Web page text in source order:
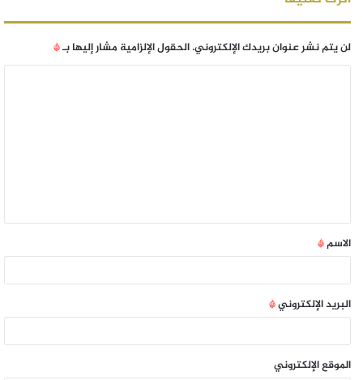
لن يتم نشر عنوان بريدك الإلكتروني.الحقول الإلزامية مشار إليها بـ*
الاسم*
البريد الإلكتروني*
الموقع الإلكتروني